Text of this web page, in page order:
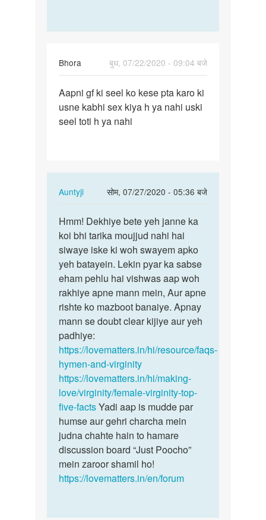
Bhora
बुध, 07/22/2020 - 09:04 बजे
Aapni
gf
ki
Aapni gf ki seel ko kese pta karo ki
usne kabhi sex kiya h ya nahi uski
seel toti h ya nahi
Auntyji
सोम, 07/27/2020 - 05:36 बजे
In
to
Aapni
gf
ki
seel
ko
kese
pta…
by
Bhora
Hmm!
Dekhiye
bete
yeh
janne…
Hmm! Dekhiye bete yeh janne ka
koi bhi tarika moujjud nahi hai
siwaye iske ki woh swayem apko
yeh batayein. Lekin pyar ka sabse
eham pehlu hai vishwas aap woh
rakhiye apne mann mein, Aur apne
rishte ko mazboot banaiye. Apnay
mann se doubt clear kijiye aur yeh
padhiye:
https://lovematters.in/hi/resource/faqs-
hymen-and-virginity
https://lovematters.in/hi/making-
love/virginity/female-virginity-top-
five-factsYadi aap is mudde par
humse aur gehri charcha mein
judna chahte hain to hamare
discussion board “Just Poocho”
mein zaroor shamil ho!
https://lovematters.in/en/forum